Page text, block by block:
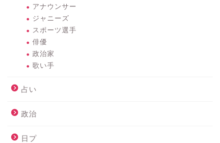
アナウンサー
ジャニーズ
スポーツ選手
俳優
政治家
歌い手
占い
政治
日プ